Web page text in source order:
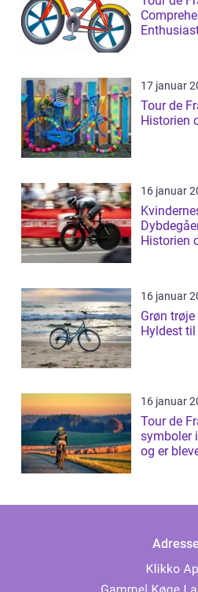
17 januar
Tour de
Historien
16 januar
Historien
16 januar
Grøn trøje
Hyldest
16 januar
Tour de
symboler
og er
Adresse